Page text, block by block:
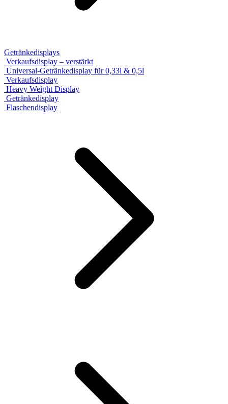
Getränkedisplays
Verkaufsdisplay – verstärkt
Universal-Getränkedisplay für 0,33l & 0,5l
Verkaufsdisplay
Heavy Weight Display
Getränkedisplay
Flaschendisplay